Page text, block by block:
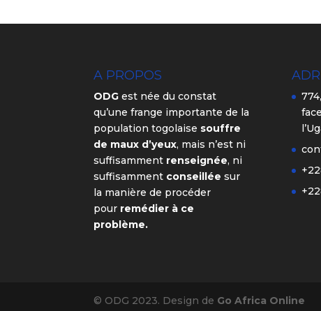
A PROPOS
ODG est née du constat
qu’une frange importante de la
population togolaise souffre
de maux d’yeux, mais n’est ni
suffisamment renseignée, ni
suffisamment conseillée sur
la manière de procéder
pour remédier à ce
problème.
© ODG 2023. Design de Go Africa Online